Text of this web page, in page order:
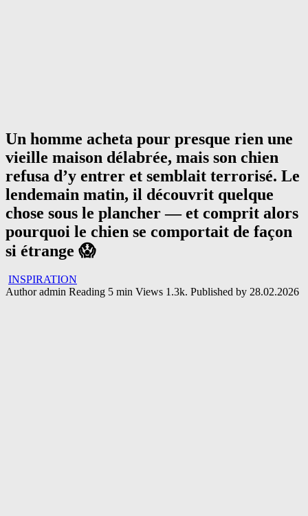
Un homme acheta pour presque rien une
vieille maison délabrée, mais son chien
refusa d’y entrer et semblait terrorisé. Le
lendemain matin, il découvrit quelque
chose sous le plancher — et comprit alors
pourquoi le chien se comportait de façon
si étrange 😱
INSPIRATION
Author admin Reading 5 min Views 1.3k. Published by 28.02.2026